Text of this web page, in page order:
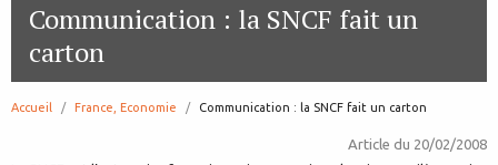
Communication : la SNCF fait un
carton
Accueil France, Economie page:
Communication : la SNCF fait un carton
Article du 20/02/2008